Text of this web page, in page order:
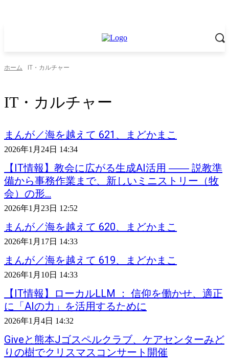
ホーム IT・カルチャー
IT・カルチャー
まんが／海を越えて 621、まどかまこ
2026年1月24日 14:34
【IT情報】教会に広がる生成AI活用 ―― 説教準
備から事務作業まで、新しいミニストリー（牧
会）の形...
2026年1月23日 12:52
まんが／海を越えて 620、まどかまこ
2026年1月17日 14:33
まんが／海を越えて 619、まどかまこ
2026年1月10日 14:33
【IT情報】ローカルLLM ： 信仰を働かせ、適正
に「AIの力」を活用するために
2026年1月4日 14:32
Giveと熊本Jゴスペルクラブ、ケアセンターみど
りの樹でクリスマスコンサート開催